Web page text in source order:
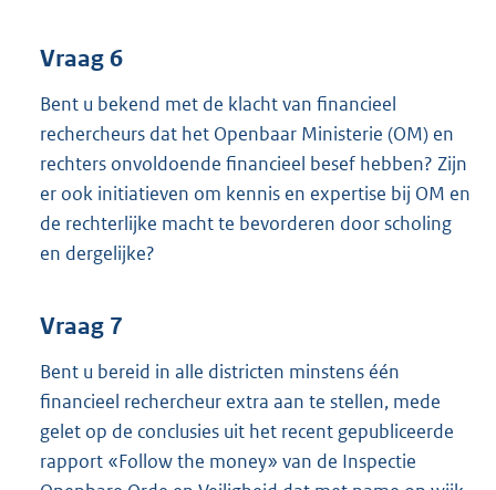
Vraag 6
Bent u bekend met de klacht van financieel
rechercheurs dat het Openbaar Ministerie (OM) en
rechters onvoldoende financieel besef hebben? Zijn
er ook initiatieven om kennis en expertise bij OM en
de rechterlijke macht te bevorderen door scholing
en dergelijke?
Vraag 7
Bent u bereid in alle districten minstens één
financieel rechercheur extra aan te stellen, mede
gelet op de conclusies uit het recent gepubliceerde
rapport «Follow the money» van de Inspectie